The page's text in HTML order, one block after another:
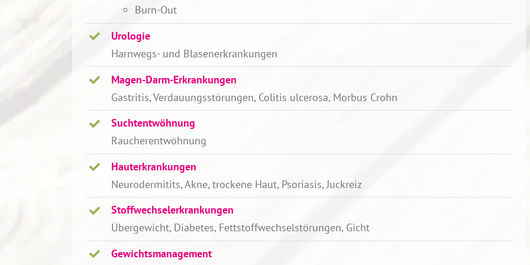
Burn-Out
Urologie
Harnwegs- und Blasenerkrankungen
Magen-Darm-Erkrankungen
Gastritis, Verdauungsstörungen, Colitis ulcerosa, Morbus Crohn
Suchtentwöhnung
Raucherentwöhnung
Hauterkrankungen
Neurodermitits, Akne, trockene Haut, Psoriasis, Juckreiz
Stoffwechselerkrankungen
Übergewicht, Diabetes, Fettstoffwechselstörungen, Gicht
Gewichtsmanagement